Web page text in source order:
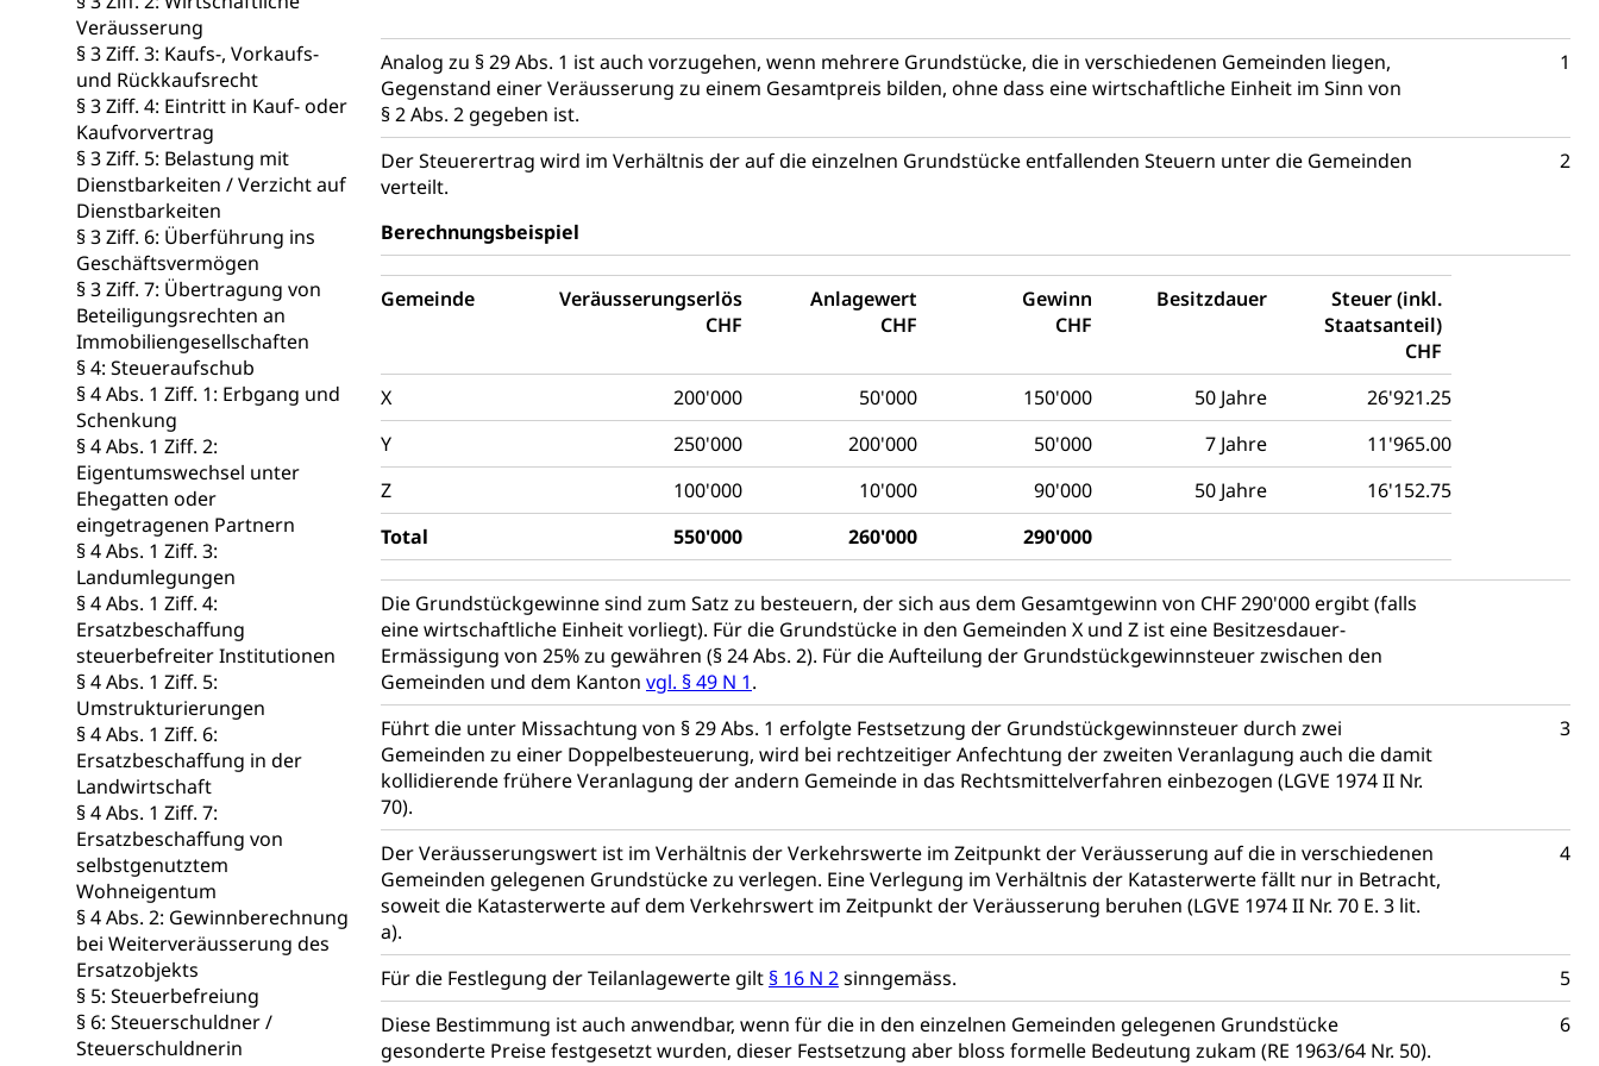
Veräusserung
§ 3 Ziff. 3: Kaufs-, Vorkaufs-
und Rückkaufsrecht
§ 3 Ziff. 4: Eintritt in Kauf- oder
Kaufvorvertrag
§ 3 Ziff. 5: Belastung mit
Dienstbarkeiten / Verzicht auf
Dienstbarkeiten
§ 3 Ziff. 6: Überführung ins
Geschäftsvermögen
§ 3 Ziff. 7: Übertragung von
Beteiligungsrechten an
Immobiliengesellschaften
§ 4: Steueraufschub
§ 4 Abs. 1 Ziff. 1: Erbgang und
Schenkung
§ 4 Abs. 1 Ziff. 2:
Eigentumswechsel unter
Ehegatten oder
eingetragenen Partnern
§ 4 Abs. 1 Ziff. 3:
Landumlegungen
§ 4 Abs. 1 Ziff. 4:
Ersatzbeschaffung
steuerbefreiter Institutionen
§ 4 Abs. 1 Ziff. 5:
Umstrukturierungen
§ 4 Abs. 1 Ziff. 6:
Ersatzbeschaffung in der
Landwirtschaft
§ 4 Abs. 1 Ziff. 7:
Ersatzbeschaffung von
selbstgenutztem
Wohneigentum
§ 4 Abs. 2: Gewinnberechnung
bei Weiterveräusserung des
Ersatzobjekts
§ 5: Steuerbefreiung
§ 6: Steuerschuldner /
Steuerschuldnerin
Analog zu § 29 Abs. 1 ist auch vorzugehen, wenn mehrere Grundstücke, die in verschiedenen Gemeinden liegen,
Gegenstand einer Veräusserung zu einem Gesamtpreis bilden, ohne dass eine wirtschaftliche Einheit im Sinn von
§ 2 Abs. 2 gegeben ist.
1
Der Steuerertrag wird im Verhältnis der auf die einzelnen Grundstücke entfallenden Steuern unter die Gemeinden
verteilt.
Berechnungsbeispiel
2
Gemeinde
Veräusserungserlös
CHF
Anlagewert
CHF
Gewinn
CHF
Besitzdauer
Steuer (inkl.
Staatsanteil)
CHF
X
200'000 50'000 150'000 50 Jahre
26'921.25
Y
250'000 200'000 50'000 7 Jahre
11'965.00
Z
100'000 10'000 90'000 50 Jahre
16'152.75
Total
550'000 260'000 290'000
Die Grundstückgewinne sind zum Satz zu besteuern, der sich aus dem Gesamtgewinn von CHF 290'000 ergibt (falls
eine wirtschaftliche Einheit vorliegt). Für die Grundstücke in den Gemeinden X und Z ist eine Besitzesdauer-
Ermässigung von 25% zu gewähren (§ 24 Abs. 2). Für die Aufteilung der Grundstückgewinnsteuer zwischen den
Gemeinden und dem Kanton vgl. § 49 N 1.
Führt die unter Missachtung von § 29 Abs. 1 erfolgte Festsetzung der Grundstückgewinnsteuer durch zwei
Gemeinden zu einer Doppelbesteuerung, wird bei rechtzeitiger Anfechtung der zweiten Veranlagung auch die damit
kollidierende frühere Veranlagung der andern Gemeinde in das Rechtsmittelverfahren einbezogen (LGVE 1974 II Nr.
70).
3
Der Veräusserungswert ist im Verhältnis der Verkehrswerte im Zeitpunkt der Veräusserung auf die in verschiedenen
Gemeinden gelegenen Grundstücke zu verlegen. Eine Verlegung im Verhältnis der Katasterwerte fällt nur in Betracht,
soweit die Katasterwerte auf dem Verkehrswert im Zeitpunkt der Veräusserung beruhen (LGVE 1974 II Nr. 70 E. 3 lit.
a).
4
Für die Festlegung der Teilanlagewerte gilt § 16 N 2sinngemäss.
5
Diese Bestimmung ist auch anwendbar, wenn für die in den einzelnen Gemeinden gelegenen Grundstücke
gesonderte Preise festgesetzt wurden, dieser Festsetzung aber bloss formelle Bedeutung zukam (RE 1963/64 Nr. 50).
6
Konsumentenrechte, Produktsicherheit, Preisüberwachung, Preisüberwacher, Konsumentenorganisation, parallele Einfuhr, regionale
Erschöpfung, nationale Erschöpfung, internationale Erschöpfung, Preisabsprache, Kartell, Cassis-deDijon-Prinzip
Lebensmittelkontrolle und Verbraucherschutz
Krankenversicherung
Unfallversicherung, Berufsunfallversicherung, Krankheit, Unfall, Prämienverbilligung, Krankenkasse
Krankenversicherung (WAS Luzern)
Obligatorische Krankenversicherung (WAS Luzern)
Kranken- und Unfallversicherung
Lebensmittelsicherheit
sichere Lebensmittel, Lebensmittelkontrolle, Lebensmittelhygiene, Produktesicherheit
Trinkwasser Lebensmittel
Prävention
Sekundärprävention, Tertiärprävention
Darmkrebsvorsorge Kantonales Tabakpräventionsprogramm Gesundheitsförderung
Prävention (Polizei)
Suchtprävention
Gesundheitsversorgung
Soziale Sicherheit
Sozialversicherungen, Sozialpolitik, Arbeitslosenversicherung, Mutterschaftsversicherung, Krankenversicherung, Unfallversicherung,
Kranken- und Unfallversicherung (gruezi.lu.ch) Krankenversicherung (WAS Luzern)
Soziales und Gesellschaft (Dienststelle)
Opferhilfe
Arbeitslosenversicherung (WAS Luzern)
Invalidenversicherung (WAS Luzern)
Soziale Sicherheit
Sucht und Drogen
Drogenabhängigkeit, Drogensucht, Medikamentenabhängigkeit, Arzneimittelabhängigkeit, Suchtkrankheit, Drogenabhängige,
Drogensüchtige, Betäubungsmittel, Suchtmittel, Psychopharmaka
Fachstelle Sucht Region Luzern Drogen (Polizei) Sucht
Gesundheitsversorgung
Gesundheitsversorgung, Spital, Pflegeinitiative, Ambulant vor stationär, AVOS, Patientendossier
Gesundheitsversorgung
AHV / IV
Altersrente, Invalidenrente, Witwenrente, Sozialversicherung, Vorsorgeeinrichtung, Pensionskasse, erste Säule, zweite Säule, dritte Säule,
Hilflosenentschädigung, Ergänzungsleistungen, Altersvorsorge, Todesfallversicherung
Hilfslosenentschädigung (WAS Luzern) AHV-Hinterlassenenrente (WAS Luzern)
AHV-Beiträge (WAS Luzern)
Informationsstelle AHV/IV
Ergänzungsleistungen (EL) (WAS Luzern)
AHV-Altersrente (WAS Luzern)
Behinderung
Körperbehinderung, körperliche Behinderung, geistige Behinderung, psychische Behinderung, Erwerbsunfähigkeit, Behinderte
Inklusion im Sport
Menschen mit Behinderungen
Kultur und Medien
Archive und Bibliotheken